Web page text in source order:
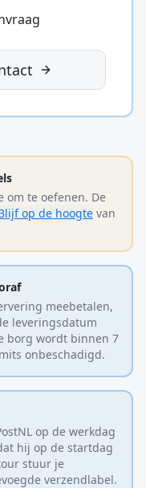
om te oefenen. De
op de hoogte van
meebetalen,
leveringsdatum
borg wordt binnen 7
onbeschadigd.
op de werkdag
hij op de startdag
stuur je
verzendlabel.